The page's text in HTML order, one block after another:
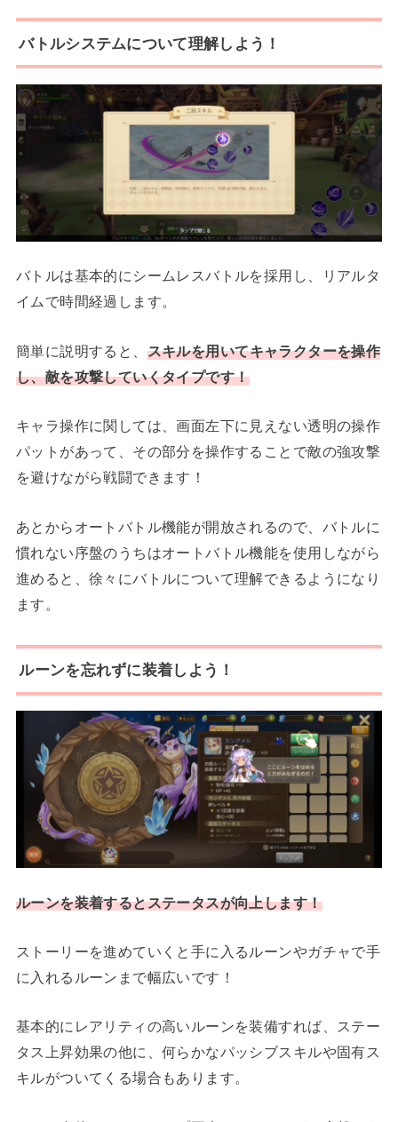
バトルシステムについて理解しよう！
バトルは基本的にシームレスバトルを採用し、リアルタ
イムで時間経過します。
簡単に説明すると、 スキルを用いてキャラクターを操作
し、敵を攻撃していくタイプです！
キャラ操作に関しては、画面左下に見えない透明の操作
パットがあって、その部分を操作することで敵の強攻撃
を避けながら戦闘できます！
あとからオートバトル機能が開放されるので、バトルに
慣れない序盤のうちはオートバトル機能を使用しながら
進めると、徐々にバトルについて理解できるようになり
ます。
ルーンを忘れずに装着しよう！
ルーンを装着するとステータスが向上します！
ストーリーを進めていくと手に入るルーンやガチャで手
に入れるルーンまで幅広いです！
基本的にレアリティの高いルーンを装備すれば、ステー
タス上昇効果の他に、何らかなパッシブスキルや固有ス
キルがついてくる場合もあります。